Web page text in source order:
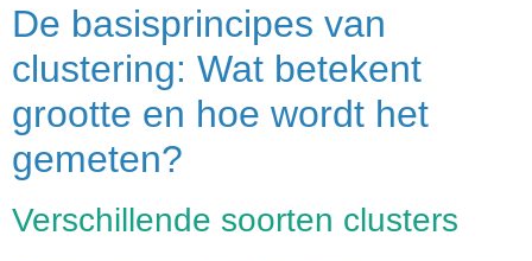
De basisprincipes van
clustering: Wat betekent
grootte en hoe wordt het
gemeten?
Verschillende soorten clusters